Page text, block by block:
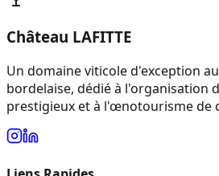
Château LAFITTE
Un domaine viticole d'exception
bordelaise, dédié à l'organisation
prestigieux et à l'œnotourisme de